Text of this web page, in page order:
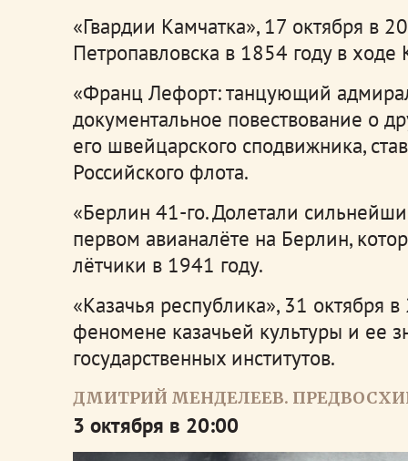
«Гвардии Камчатка», 17 октября в
Петропавловска в 1854 году в
«Франц Лефорт: танцующий
документальное повествование о
его швейцарского сподвижника,
Российского флота.
«Берлин 41-го. Долетали
первом авианалёте на Берлин,
лётчики в 1941 году.
«Казачья республика», 31 октября
феномене казачьей культуры и ее
государственных институтов.
ДМИТРИЙ МЕНДЕЛЕЕВ.
3 октября в 20:00